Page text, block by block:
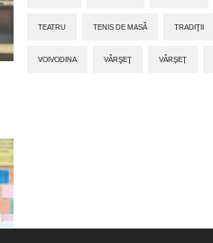
TEATRU TENIS DE MASĂ TRADIŢII
VOIVODINA VÂRŞEŢ VÂRȘEȚ